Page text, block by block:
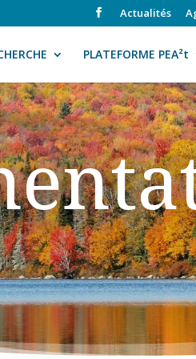
Actualités
PLATEFORME PEA²t